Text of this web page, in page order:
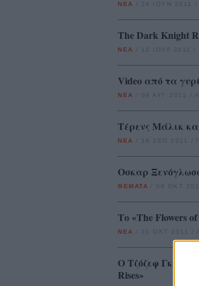
ΝΕΑ 24 ΙΟΥΝ 2011
The Dark Knight
ΝΕΑ 12 ΙΟΥΛ 2011
Video από τα
ΝΕΑ 09 ΑΥΓ 2011
Τέρενς Μάλικ
ΝΕΑ 19 ΣΕΠ 2011
Οσκαρ
ΘΕΜΑΤΑ
Το «The Flowers
ΝΕΑ
Ο Τζόζεφ
Rises»